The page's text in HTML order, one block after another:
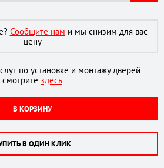
Сообщите нам и мы снизим для вас
цену
по установке и монтажу дверей
смотрите здесь
В КОРЗИНУ
В ОДИН КЛИК